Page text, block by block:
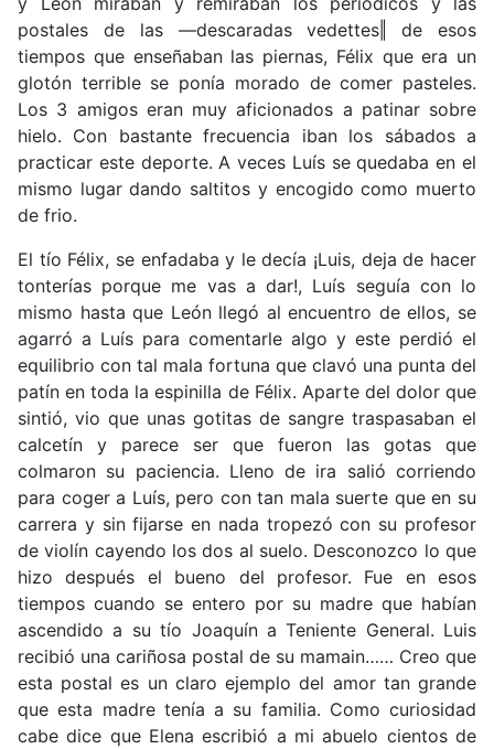
postales de las ―descaradas vedettes‖ de esos
tiempos que enseñaban las piernas, Félix que era un
glotón terrible se ponía morado de comer pasteles.
Los 3 amigos eran muy aficionados a patinar sobre
hielo. Con bastante frecuencia iban los sábados a
practicar este deporte. A veces Luís se quedaba en el
mismo lugar dando saltitos y encogido como muerto
de frio.
El tío Félix, se enfadaba y le decía ¡Luis, deja de hacer
tonterías porque me vas a dar!, Luís seguía con lo
mismo hasta que León llegó al encuentro de ellos, se
agarró a Luís para comentarle algo y este perdió el
equilibrio con tal mala fortuna que clavó una punta del
patín en toda la espinilla de Félix. Aparte del dolor que
sintió, vio que unas gotitas de sangre traspasaban el
calcetín y parece ser que fueron las gotas que
colmaron su paciencia. Lleno de ira salió corriendo
para coger a Luís, pero con tan mala suerte que en su
carrera y sin fijarse en nada tropezó con su profesor
de violín cayendo los dos al suelo. Desconozco lo que
hizo después el bueno del profesor. Fue en esos
tiempos cuando se entero por su madre que habían
ascendido a su tío Joaquín a Teniente General. Luis
recibió una cariñosa postal de su mamain…… Creo que
esta postal es un claro ejemplo del amor tan grande
que esta madre tenía a su familia. Como curiosidad
cabe dice que Elena escribió a mi abuelo cientos de